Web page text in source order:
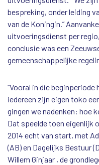
bespreking, onder leiding
van de Koningin.”
uitvoeringsdienst per
conclusie was een
gemeenschappelijke
“Vooral in die
iedereen zijn eigen toko
gingen we nadenken: hoe
Dat speelde toen eigenlijk
2014 echt van start, met
(AB) en Dagelijks Bestuur
Willem Ginjaar , de